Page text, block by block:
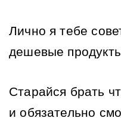
Лично я тебе
дешевые
Старайся брать
и обязательно